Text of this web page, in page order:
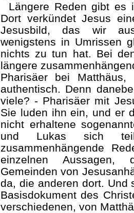
Längere Reden gibt es
Dort verkündet Jesus
Jesusbild, das wir
wenigstens in Umrissen
nichts zu tun hat. Bei
längere
Pharisäer bei
authentisch. Denn
viele? - Pharisäer mit
Sie luden ihn ein, und er
nicht erhaltene
und Lukas sich
zusammenhängende
einzelnen Aussagen,
Gemeinden von
da, die anderen dort. Und
Basis­dokument des
verschiedenen, von